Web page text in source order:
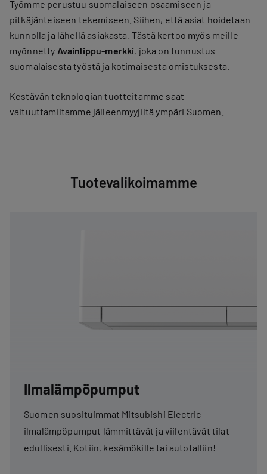
Työmme perustuu suomalaiseen osaamiseen ja
pitkäjänteiseen tekemiseen. Siihen, että asiat hoidetaan
kunnolla ja lähellä asiakasta. Tästä kertoo myös meille
myönnetty Avainlippu-merkki, joka on tunnustus
suomalaisesta työstä ja kotimaisesta omistuksesta.
Kestävän teknologian tuotteitamme saat
valtuuttamiltamme jälleenmyyjiltä ympäri Suomen.
Tuotevalikoimamme
Ilmalämpöpumput
Suomen suosituimmat Mitsubishi Electric -
ilmalämpöpumput lämmittävät ja viilentävät tilat
edullisesti. Kotiin, kesämökille tai autotalliin!